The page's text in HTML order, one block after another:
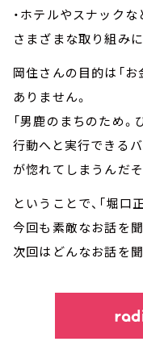
・ホテルやスナック
さまざまな取り組み
岡住さんの目的は「お
ありません。
「男鹿のまちのため
行動へと実行できる
が惚れてしまうんだそ
ということで、「堀口
今回も素敵なお話を
次回はどんなお話を